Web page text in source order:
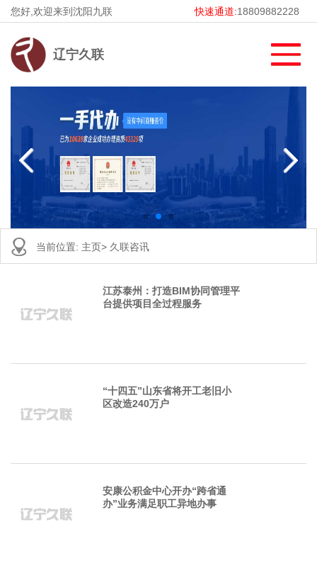
您好,欢迎来到沈阳九联 快速通道:18809882228
辽宁久联
当前位置: 主页> 久联咨讯
江苏泰州：打造BIM协同管理平
台提供项目全过程服务
“十四五”山东省将开工老旧小
区改造240万户
安康公积金中心开办“跨省通
办”业务满足职工异地办事